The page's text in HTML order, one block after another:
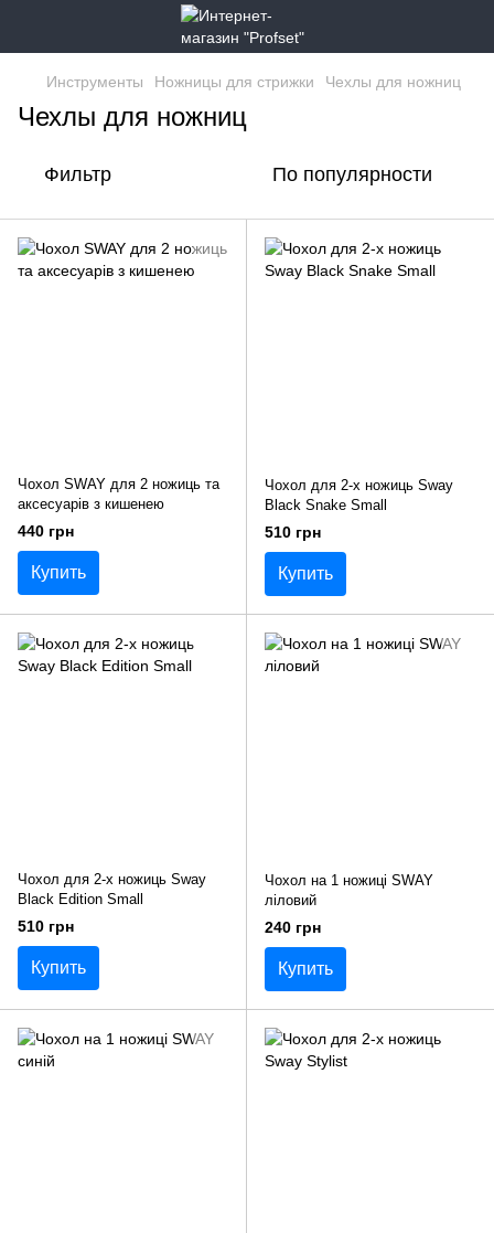
Инструменты Ножницы для стрижки Чехлы для ножниц
Чехлы для ножниц
Фильтр По популярности
Чохол SWAY для 2 ножиць та
аксесуарів з кишенею
440 грн
Купить
Чохол для 2-х ножиць Sway
Black Snake Small
510 грн
Купить
Чохол для 2-х ножиць Sway
Black Edition Small
510 грн
Купить
Чохол на 1 ножиці SWAY
ліловий
240 грн
Купить